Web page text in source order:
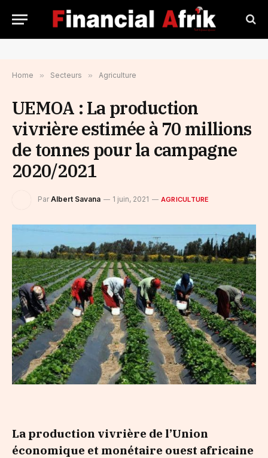
Home » Secteurs » Agriculture
UEMOA : La production
vivrière estimée à 70 millions
de tonnes pour la campagne
2020/2021
Par Albert Savana 1 juin, 2021 AGRICULTURE
La production vivrière de l’Union
économique et monétaire ouest africaine